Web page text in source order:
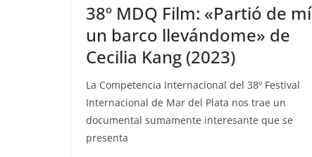
38º MDQ Film: «Partió de mí
un barco llevándome» de
Cecilia Kang (2023)
La Competencia Internacional del 38º Festival
Internacional de Mar del Plata nos trae un
documental sumamente interesante que se
presenta